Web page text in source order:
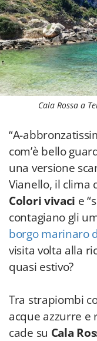
Cala Rossa a
“A-
com’è bello
una versione
Vianello, il clima
Colori vivaci e
contagiano gli
borgo marinaro
visita volta alla
quasi estivo?
Tra strapiombi
acque azzurre e
cade su Cala